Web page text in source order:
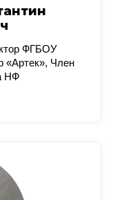
ФГБОУ
«Артек», Член
НФ